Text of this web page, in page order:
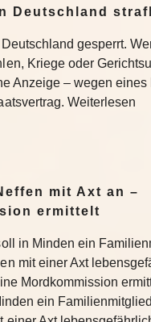
Deutschland
gesperrt.
Kriege oder
Anzeige – wegen
Weiterlesen
mit Axt an –
ermittelt
in Minden ein
mit einer Axt
Mordkommission
ein